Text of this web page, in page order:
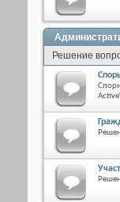
Решение